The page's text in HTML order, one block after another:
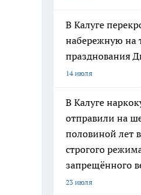
В Калуге
набережную на
празднования
14 июля
В Калуге
отправили на
половиной лет
строгого
запрещённого
23 июля